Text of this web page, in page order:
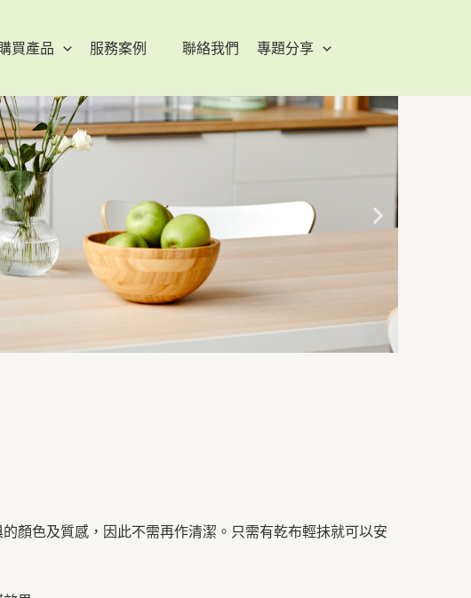
買產品 服務案例 聯絡我們 專題分享
顏色及質感，因此不需再作清潔。只需有乾布輕抺就可以安